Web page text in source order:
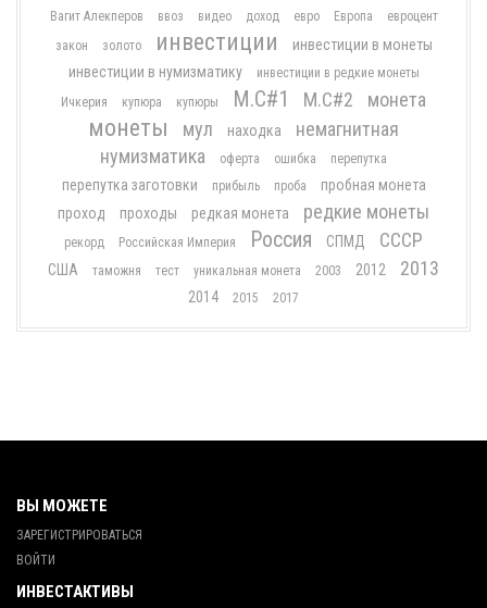
Вагит Алекперов ввоз видео доход евро Европа
евроцент
закон
золото инвестиции
инвестиции в монеты
инвестиции в нумизматику
инвестиции в редкие монеты
Ичкерия
купюра купюры М.С#1 М.С#2 монета
монеты мул находка
немагнитная
нумизматика
оферта ошибка перепутка
перепутка заготовки прибыль проба
пробная монета
проход
проходы редкая монета редкие монеты
рекорд Российская Империя Россия СПМД СССР
США таможня тест уникальная монета 2003 2012 2013
2014 2015 2017
ВЫ МОЖЕТЕ
ЗАРЕГИСТРИРОВАТЬСЯ
ВОЙТИ
ИНВЕСТАКТИВЫ